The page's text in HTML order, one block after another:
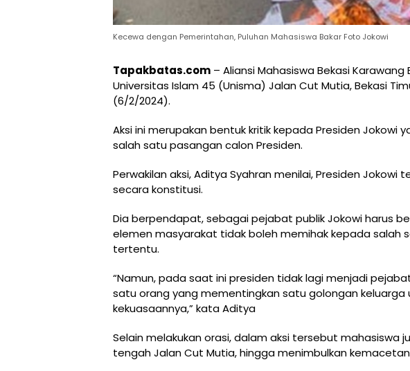
Kecewa dengan Pemerintahan, Puluhan Mahasiswa Bakar Foto Jokowi
Tapakbatas.com – Aliansi Mahasiswa Bekasi
Universitas Islam 45 (Unisma) Jalan Cut Mutia, Bekasi
(6/2/2024).
Aksi ini merupakan bentuk kritik kepada Presiden Jokowi
salah satu pasangan calon Presiden.
Perwakilan aksi, Aditya Syahran menilai, Presiden
secara konstitusi.
Dia berpendapat, sebagai pejabat publik Jokowi harus
elemen masyarakat tidak boleh memihak kepada salah
tertentu.
“Namun, pada saat ini presiden tidak lagi menjadi
satu orang yang mementingkan satu golongan keluarga
kekuasaannya,” kata Aditya
Selain melakukan orasi, dalam aksi tersebut mahasiswa
tengah Jalan Cut Mutia, hingga menimbulkan